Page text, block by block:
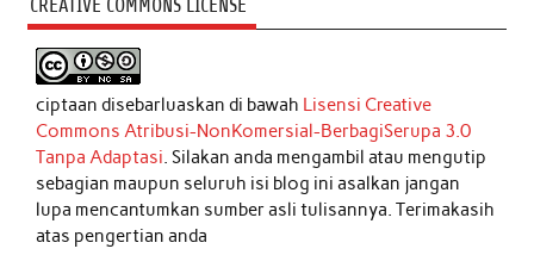
CREATIVE COMMONS LICENSE
ciptaan disebarluaskan di bawah Lisensi Creative
Commons Atribusi-NonKomersial-BerbagiSerupa 3.0
Tanpa Adaptasi. Silakan anda mengambil atau mengutip
sebagian maupun seluruh isi blog ini asalkan jangan
lupa mencantumkan sumber asli tulisannya. Terimakasih
atas pengertian anda